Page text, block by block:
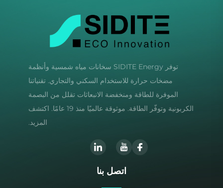
توفر SIDITE Energy سخانات مياه شمسية وأنظمة
مضخات حرارة للاستخدام السكني والتجاري. تقنياتنا
الموفرة للطاقة ومنخفضة الانبعاثات تقلل من البصمة
الكربونية وتوفّر الطاقة. موثوقة عالميًا منذ 19 عامًا. اكتشف
المزيد.
اتصل بنا